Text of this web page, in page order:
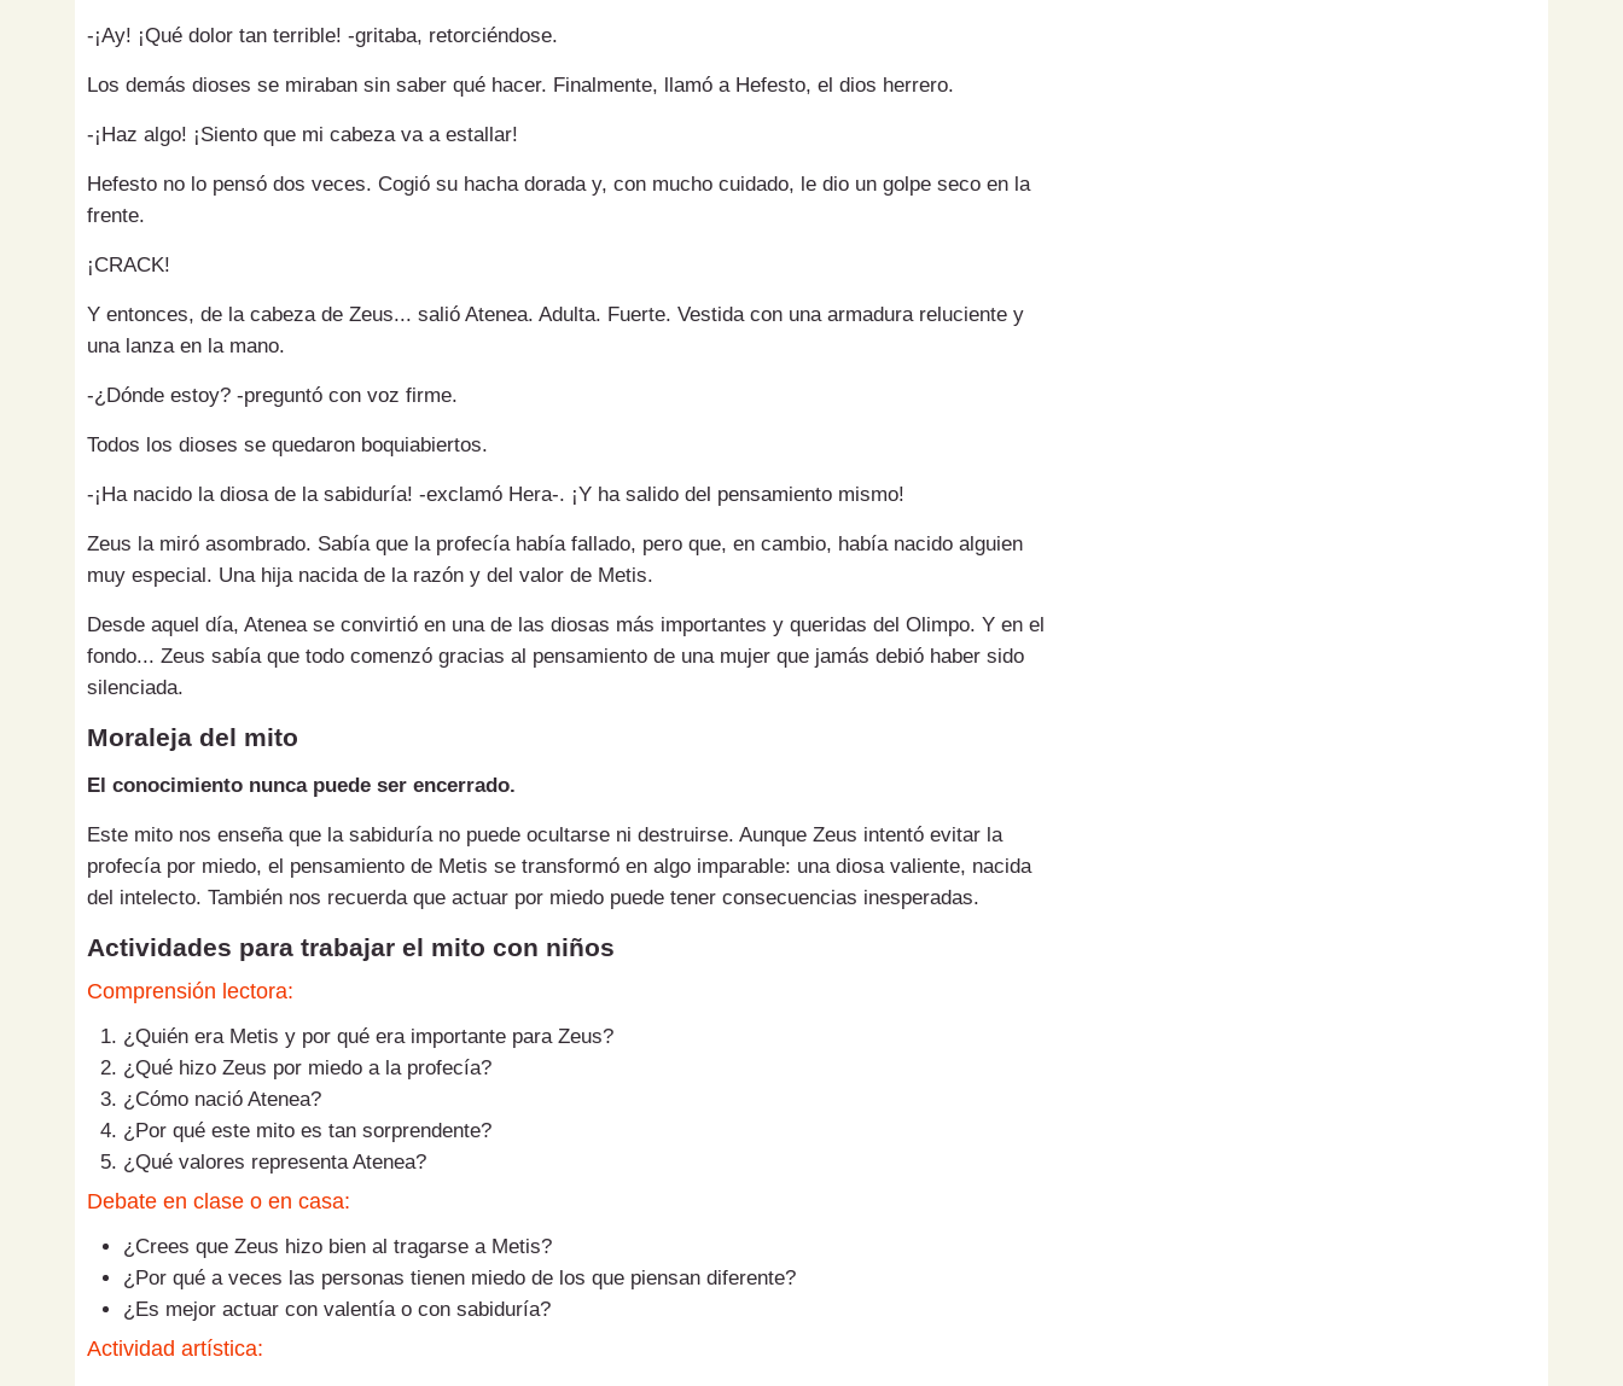
-¡Ay! ¡Qué dolor tan terrible! -gritaba, retorciéndose.
Los demás dioses se miraban sin saber qué hacer. Finalmente, llamó a Hefesto, el dios herrero.
-¡Haz algo! ¡Siento que mi cabeza va a estallar!
Hefesto no lo pensó dos veces. Cogió su hacha dorada y, con mucho cuidado, le dio un golpe seco en la
frente.
¡CRACK!
Y entonces, de la cabeza de Zeus... salió Atenea. Adulta. Fuerte. Vestida con una armadura reluciente y
una lanza en la mano.
-¿Dónde estoy? -preguntó con voz firme.
Todos los dioses se quedaron boquiabiertos.
-¡Ha nacido la diosa de la sabiduría! -exclamó Hera-. ¡Y ha salido del pensamiento mismo!
Zeus la miró asombrado. Sabía que la profecía había fallado, pero que, en cambio, había nacido alguien
muy especial. Una hija nacida de la razón y del valor de Metis.
Desde aquel día, Atenea se convirtió en una de las diosas más importantes y queridas del Olimpo. Y en el
fondo... Zeus sabía que todo comenzó gracias al pensamiento de una mujer que jamás debió haber sido
silenciada.
Moraleja del mito
El conocimiento nunca puede ser encerrado.
Este mito nos enseña que la sabiduría no puede ocultarse ni destruirse. Aunque Zeus intentó evitar la
profecía por miedo, el pensamiento de Metis se transformó en algo imparable: una diosa valiente, nacida
del intelecto. También nos recuerda que actuar por miedo puede tener consecuencias inesperadas.
Actividades para trabajar el mito con niños
Comprensión lectora:
¿Quién era Metis y por qué era importante para Zeus?
¿Qué hizo Zeus por miedo a la profecía?
¿Cómo nació Atenea?
¿Por qué este mito es tan sorprendente?
¿Qué valores representa Atenea?
Debate en clase o en casa:
¿Crees que Zeus hizo bien al tragarse a Metis?
¿Por qué a veces las personas tienen miedo de los que piensan diferente?
¿Es mejor actuar con valentía o con sabiduría?
Actividad artística: